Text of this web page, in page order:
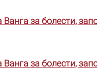
Ванга за болести,
Ванга за болести,